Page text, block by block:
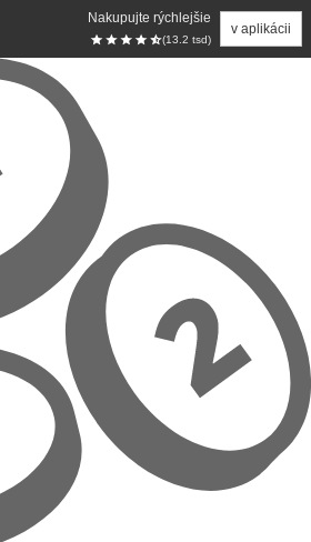
Nakupujte rýchlejšie
(13.2 tsd)
v aplikácii